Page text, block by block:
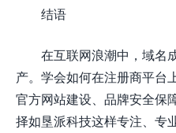
结语
在互联网浪潮中，域名
产。学会如何在注册商平台
官方网站建设、品牌安全保
择如垦派科技这样专注、专